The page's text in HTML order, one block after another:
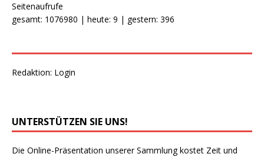
Seitenaufrufe
gesamt: 1076980 | heute: 9 | gestern: 396
Redaktion: Login
UNTERSTÜTZEN SIE UNS!
Die Online-Präsentation unserer Sammlung kostet Zeit und